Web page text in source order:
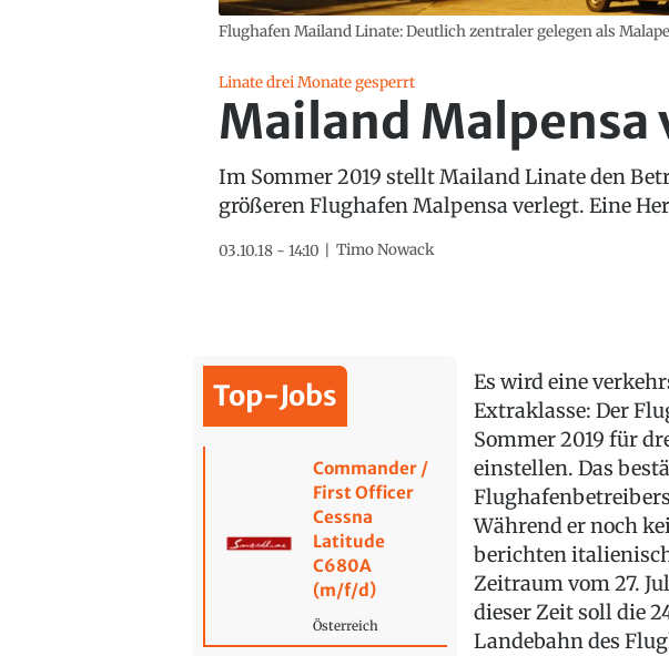
Flughafen Mailand Linate: Deutlich zentraler gelegen als
Linate drei Monate gesperrt
Mailand Malpensa
Im Sommer 2019 stellt Mailand Linate den
größeren Flughafen Malpensa verlegt. Eine
03.10.18 - 14:10 Timo Nowack
Top-Jobs
Commander /
First Officer
Cessna
Latitude
C680A
(m/f/d)
Österreich
Es wird eine
Extraklasse: Der
Sommer 2019 für
einstellen. Das
Flughafenbetreibers
Während er noch
berichten
Zeitraum vom 27.
dieser Zeit soll die
Landebahn des